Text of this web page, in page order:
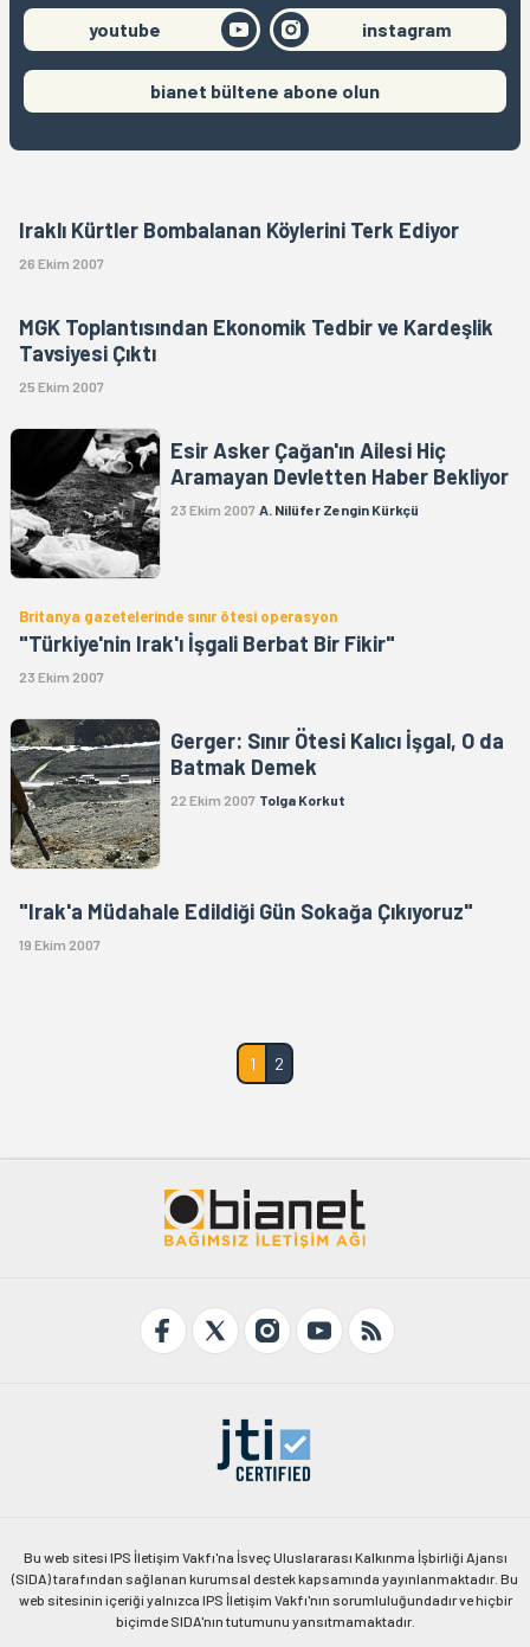
youtube instagram
bianet bültene abone olun
Iraklı Kürtler Bombalanan Köylerini Terk Ediyor
26 Ekim 2007
MGK Toplantısından Ekonomik Tedbir ve Kardeşlik
Tavsiyesi Çıktı
25 Ekim 2007
Esir Asker Çağan'ın Ailesi Hiç
Aramayan Devletten Haber Bekliyor
23 Ekim 2007 A. Nilüfer Zengin Kürkçü
Britanya gazetelerinde sınır ötesi operasyon
"Türkiye'nin Irak'ı İşgali Berbat Bir Fikir"
23 Ekim 2007
Gerger: Sınır Ötesi Kalıcı İşgal, O da
Batmak Demek
22 Ekim 2007 Tolga Korkut
"Irak'a Müdahale Edildiği Gün Sokağa Çıkıyoruz"
19 Ekim 2007
1 2
Bu web sitesi IPS İletişim Vakfı'na İsveç Uluslararası Kalkınma İşbirliği Ajansı
(SIDA) tarafından sağlanan kurumsal destek kapsamında yayınlanmaktadır. Bu
web sitesinin içeriği yalnızca IPS İletişim Vakfı'nın sorumluluğundadır ve hiçbir
biçimde SIDA'nın tutumunu yansıtmamaktadır.